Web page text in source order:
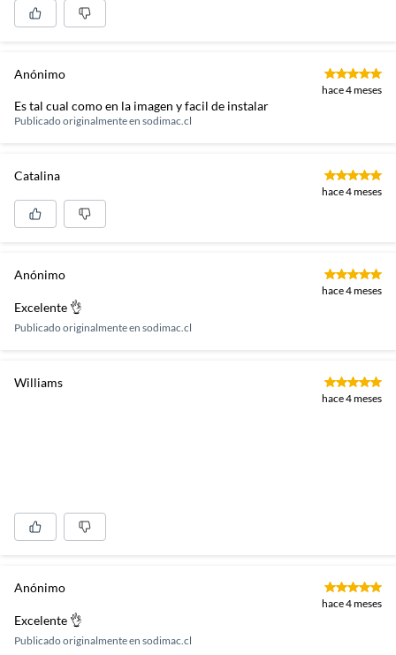
Anónimo
hace 4 meses
Es tal cual como en la imagen y facil de instalar
Publicado originalmente en sodimac.cl
Catalina
hace 4 meses
Anónimo
hace 4 meses
Excelente 👌
Publicado originalmente en sodimac.cl
Williams
hace 4 meses
Anónimo
hace 4 meses
Excelente 👌
Publicado originalmente en sodimac.cl